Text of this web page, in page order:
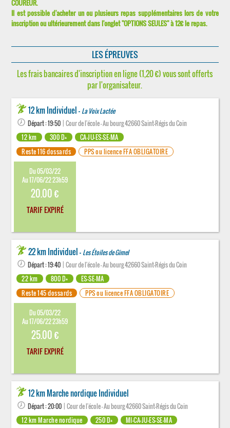
COUREUR.
Il est possible d'acheter un ou plusieurs repas supplémentaires lors de votre
inscription ou ultérieurement dans l'onglet "OPTIONS SEULES" à 12€ le repas.
LES ÉPREUVES
Les frais bancaires d'inscription en ligne (1,20 €) vous sont offerts
par l'organisateur.
12 km Individuel - La Voix Lactée
Départ : 19:50 | Cour de l'école - Au bourg 42660 Saint-Régis du Coin
12 km
300 D+
CA-JU-ES-SE-MA
Reste 116 dossards
PPS ou licence FFA OBLIGATOIRE
Du 05/03/22
Au 17/06/22 23h59
20.00 €
TARIF EXPIRÉ
22 km Individuel - Les Étoiles de Gimel
Départ : 19:40 | Cour de l'école - Au bourg 42660 Saint-Régis du Coin
22 km
800 D+
ES-SE-MA
Reste 145 dossards
PPS ou licence FFA OBLIGATOIRE
Du 05/03/22
Au 17/06/22 23h59
25.00 €
TARIF EXPIRÉ
12 km Marche nordique Individuel
Départ : 20:00 | Cour de l'école - Au bourg 42660 Saint-Régis du Coin
12 km Marche nordique
250 D+
MI-CA-JU-ES-SE-MA